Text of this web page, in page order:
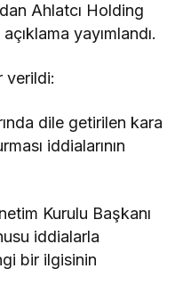
Ahlatcı Holding
yayımlandı.
verildi:
dile getirilen kara
iddialarının
Kurulu Başkanı
iddialarla
bir ilgisinin